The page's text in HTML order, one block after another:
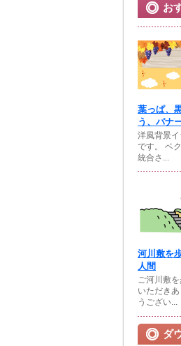
お
葉っぱ、
う、バナ
洋風背景イ
です。 ベ
統合さ...
河川敷を
人間
ご河川敷
いただきあ
うござい...
ダ